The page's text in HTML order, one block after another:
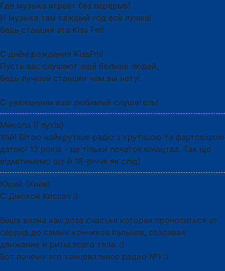
Где музыка играет без перерыв!
И музыка там каждый год всё лучше!
Ведь станция эта Kiss Fm!
С днём рождения KissFm!
Пусть вас слушают ещё больше людей,
Ведь лучшей станции чем вы нету!
С уважением ваш любимый слушатель!
Микола (Глухів)
Хай! Вітаю найкрутіше радіо з крутішою та фартовішою
датою! 13 років - це тільки початок юнацтва. Так що
відмітимемо ще й 18-річчя як слід)
Юрий (Киев)
С Днюхой Киссач :)
Ваша волна как доза счастья которая проноситься от
сердца до самых кончиков пальцев, создавая
движение и ритм всего тела. :)
Вот почему это танцевальное радио №1 :)